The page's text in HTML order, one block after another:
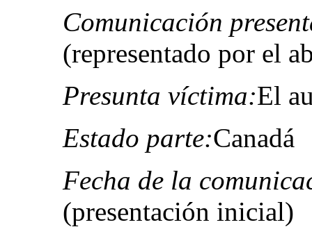
Comunicación
(representado por el
Presunta víctima:El
Estado parte:Canadá
Fecha de la
(presentación inicial)